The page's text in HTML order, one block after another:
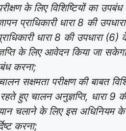
के लिए विशिष्टियों का
प्राधिकारी धारा 8 की
धारा 8 की
के लिए आवेदन किया जा सकेगा,
करना;
सक्षमता परीक्षण की बाबत
हुए चालन अनुज्ञप्ति, धारा 9
चलाने के लिए इस अधिनियम
करना;